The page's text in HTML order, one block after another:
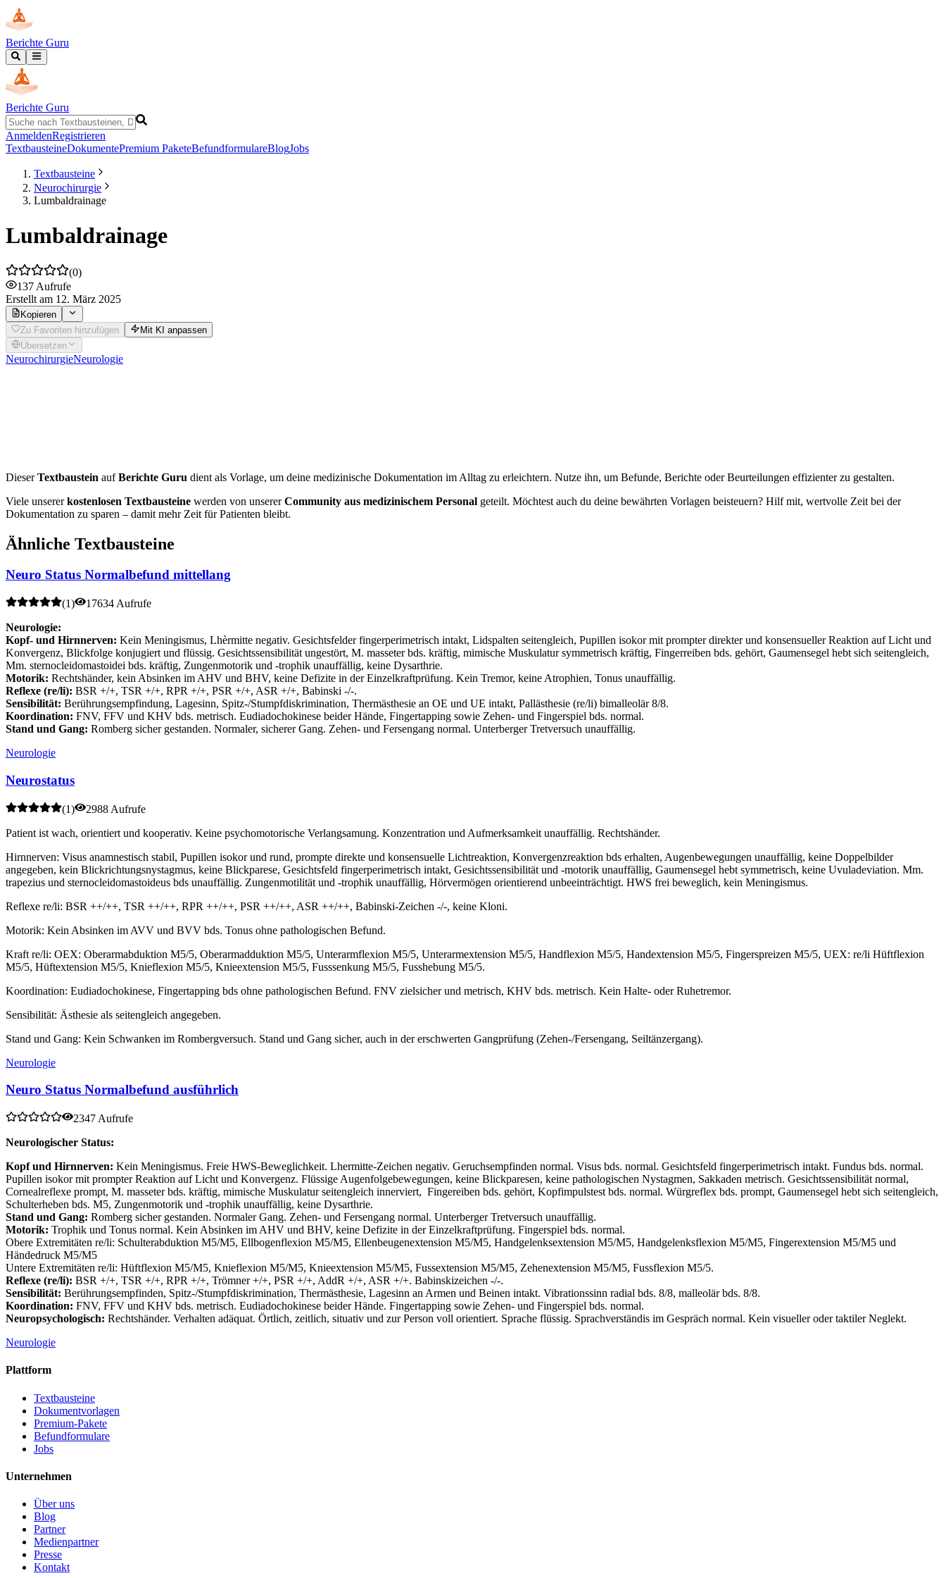
Berichte Guru
Berichte Guru
AnmeldenRegistrieren
TextbausteineDokumentePremium PaketeBefundformulareBlogJobs
Textbausteine
Neurochirurgie
Lumbaldrainage
Lumbaldrainage
(0)
137 Aufrufe
Erstellt am 12. März 2025
Kopieren
Zu Favoriten hinzufügen
Mit KI anpassen
Übersetzen
NeurochirurgieNeurologie
DieserTextbaustein aufBerichte Guru dient als Vorlage, um deine medizinische Dokumentation im Alltag zu erleichtern. Nutze ihn, um Befunde, Berichte oder Beurteilungen effizienter zu gestalten.
Viele unsererkostenlosen Textbausteine werden von unsererCommunity aus medizinischem Personal geteilt. Möchtest auch du deine bewährten Vorlagen beisteuern? Hilf mit, wertvolle Zeit bei der
Dokumentation zu sparen – damit mehr Zeit für Patienten bleibt.
Ähnliche Textbausteine
Neuro Status Normalbefund mittellang
(1)
17634 Aufrufe
Neurologie:
Kopf- und Hirnnerven: Kein Meningismus, Lhèrmitte negativ. Gesichtsfelder fingerperimetrisch intakt, Lidspalten seitengleich, Pupillen isokor mit prompter direkter und konsensueller Reaktion auf Licht und
Konvergenz, Blickfolge konjugiert und flüssig. Gesichtssensibilität ungestört, M. masseter bds. kräftig, mimische Muskulatur symmetrisch kräftig, Fingerreiben bds. gehört, Gaumensegel hebt sich seitengleich,
Mm. sternocleidomastoidei bds. kräftig, Zungenmotorik und -trophik unauffällig, keine Dysarthrie.
Motorik: Rechtshänder, kein Absinken im AHV und BHV, keine Defizite in der Einzelkraftprüfung. Kein Tremor, keine Atrophien, Tonus unauffällig.
Reflexe (re/li): BSR +/+, TSR +/+, RPR +/+, PSR +/+, ASR +/+, Babinski -/-.
Sensibilität: Berührungsempfindung, Lagesinn, Spitz-/Stumpfdiskrimination, Thermästhesie an OE und UE intakt, Pallästhesie (re/li) bimalleolär 8/8.
Koordination: FNV, FFV und KHV bds. metrisch. Eudiadochokinese beider Hände, Fingertapping sowie Zehen- und Fingerspiel bds. normal.
Stand und Gang: Romberg sicher gestanden. Normaler, sicherer Gang. Zehen- und Fersengang normal. Unterberger Tretversuch unauffällig.
Neurologie
Neurostatus
(1)
2988 Aufrufe
Patient ist wach, orientiert und kooperativ. Keine psychomotorische Verlangsamung. Konzentration und Aufmerksamkeit unauffällig. Rechtshänder.
Hirnnerven: Visus anamnestisch stabil, Pupillen isokor und rund, prompte direkte und konsensuelle Lichtreaktion, Konvergenzreaktion bds erhalten, Augenbewegungen unauffällig, keine Doppelbilder
angegeben, kein Blickrichtungsnystagmus, keine Blickparese, Gesichtsfeld fingerperimetrisch intakt, Gesichtssensibilität und -motorik unauffällig, Gaumensegel hebt symmetrisch, keine Uvuladeviation. Mm.
trapezius und sternocleidomastoideus bds unauffällig. Zungenmotilität und -trophik unauffällig, Hörvermögen orientierend unbeeinträchtigt. HWS frei beweglich, kein Meningismus.
Reflexe re/li: BSR ++/++, TSR ++/++, RPR ++/++, PSR ++/++, ASR ++/++, Babinski-Zeichen -/-, keine Kloni.
Motorik: Kein Absinken im AVV und BVV bds. Tonus ohne pathologischen Befund.
Kraft re/li: OEX: Oberarmabduktion M5/5, Oberarmadduktion M5/5, Unterarmflexion M5/5, Unterarmextension M5/5, Handflexion M5/5, Handextension M5/5, Fingerspreizen M5/5, UEX: re/li Hüftflexion
M5/5, Hüftextension M5/5, Knieflexion M5/5, Knieextension M5/5, Fusssenkung M5/5, Fusshebung M5/5.
Koordination: Eudiadochokinese, Fingertapping bds ohne pathologischen Befund. FNV zielsicher und metrisch, KHV bds. metrisch. Kein Halte- oder Ruhetremor.
Sensibilität: Ästhesie als seitengleich angegeben.
Stand und Gang: Kein Schwanken im Rombergversuch. Stand und Gang sicher, auch in der erschwerten Gangprüfung (Zehen-/Fersengang, Seiltänzergang).
Neurologie
Neuro Status Normalbefund ausführlich
2347 Aufrufe
Neurologischer Status:
Kopf und Hirnnerven: Kein Meningismus. Freie HWS-Beweglichkeit. Lhermitte-Zeichen negativ. Geruchsempfinden normal. Visus bds. normal. Gesichtsfeld fingerperimetrisch intakt. Fundus bds. normal.
Pupillen isokor mit prompter Reaktion auf Licht und Konvergenz. Flüssige Augenfolgebewegungen, keine Blickparesen, keine pathologischen Nystagmen, Sakkaden metrisch. Gesichtssensibilität normal,
Cornealreflexe prompt, M. masseter bds. kräftig, mimische Muskulatur seitengleich innerviert, Fingereiben bds. gehört, Kopfimpulstest bds. normal. Würgreflex bds. prompt, Gaumensegel hebt sich seitengleich,
Schulterheben bds. M5, Zungenmotorik und -trophik unauffällig, keine Dysarthrie.
Stand und Gang: Romberg sicher gestanden. Normaler Gang. Zehen- und Fersengang normal. Unterberger Tretversuch unauffällig.
Motorik: Trophik und Tonus normal. Kein Absinken im AHV und BHV, keine Defizite in der Einzelkraftprüfung. Fingerspiel bds. normal.
Obere Extremitäten re/li: Schulterabduktion M5/M5, Ellbogenflexion M5/M5, Ellenbeugenextension M5/M5, Handgelenksextension M5/M5, Handgelenksflexion M5/M5, Fingerextension M5/M5 und
Händedruck M5/M5
Untere Extremitäten re/li: Hüftflexion M5/M5, Knieflexion M5/M5, Knieextension M5/M5, Fussextension M5/M5, Zehenextension M5/M5, Fussflexion M5/5.
Reflexe (re/li): BSR +/+, TSR +/+, RPR +/+, Trömner +/+, PSR +/+, AddR +/+, ASR +/+. Babinskizeichen -/-.
Sensibilität: Berührungsempfinden, Spitz-/Stumpfdiskrimination, Thermästhesie, Lagesinn an Armen und Beinen intakt. Vibrationssinn radial bds. 8/8, malleolär bds. 8/8.
Koordination: FNV, FFV und KHV bds. metrisch. Eudiadochokinese beider Hände. Fingertapping sowie Zehen- und Fingerspiel bds. normal.
Neuropsychologisch: Rechtshänder. Verhalten adäquat. Örtlich, zeitlich, situativ und zur Person voll orientiert. Sprache flüssig. Sprachverständis im Gespräch normal. Kein visueller oder taktiler Neglekt.
Neurologie
Plattform
Textbausteine
Dokumentvorlagen
Premium-Pakete
Befundformulare
Jobs
Unternehmen
Über uns
Blog
Partner
Medienpartner
Presse
Kontakt